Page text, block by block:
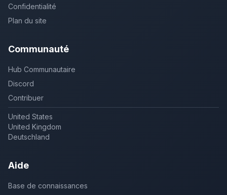
Confidentialité
Plan du site
Communauté
Hub Communautaire
Discord
Contribuer
United States
United Kingdom
Deutschland
Aide
Base de connaissances